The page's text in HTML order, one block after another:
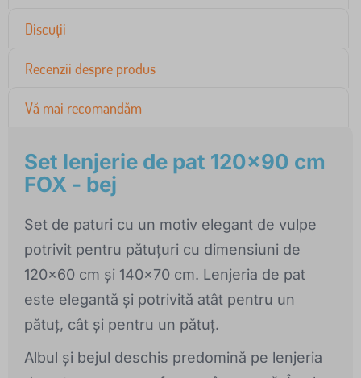
Discuții
Recenzii despre produs
Vă mai recomandăm
Set lenjerie de pat 120x90 cm
FOX - bej
Set de paturi cu un motiv elegant de vulpe
potrivit pentru pătuțuri cu dimensiuni de
120x60 cm și 140x70 cm. Lenjeria de pat
este elegantă și potrivită atât pentru un
pătuț, cât și pentru un pătuț.
Albul și bejul deschis predomină pe lenjeria